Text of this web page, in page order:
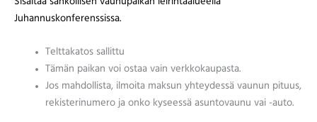
Juhannuskonferenssissa.
Telttakatos sallittu
Tämän paikan voi ostaa vain verkkokaupasta.
Jos mahdollista, ilmoita maksun yhteydessä vaunun pituus,
rekisterinumero ja onko kyseessä asuntovaunu vai -auto.